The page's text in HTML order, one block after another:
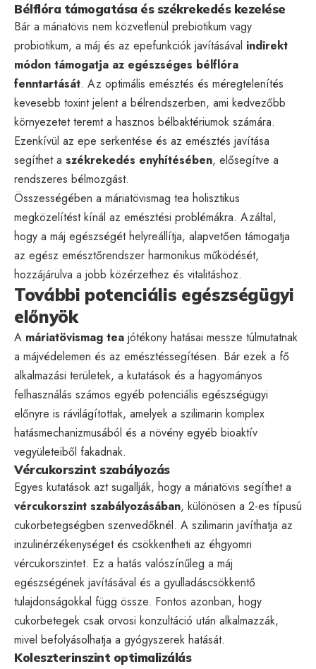
Bélflóra támogatása és székrekedés kezelése
Bár a máriatövis nem közvetlenül prebiotikum vagy
probiotikum, a máj és az epefunkciók javításával indirekt
módon támogatja az egészséges bélflóra
fenntartását. Az optimális emésztés és méregtelenítés
kevesebb toxint jelent a bélrendszerben, ami kedvezőbb
környezetet teremt a hasznos bélbaktériumok számára.
Ezenkívül az epe serkentése és az emésztés javítása
segíthet a székrekedés enyhítésében, elősegítve a
rendszeres bélmozgást.
Összességében a máriatövismag tea holisztikus
megközelítést kínál az emésztési problémákra. Azáltal,
hogy a máj egészségét helyreállítja, alapvetően támogatja
az egész emésztőrendszer harmonikus működését,
hozzájárulva a jobb közérzethez és vitalitáshoz.
További potenciális egészségügyi
előnyök
A máriatövismag tea jótékony hatásai messze túlmutatnak
a májvédelemen és az emésztéssegítésen. Bár ezek a fő
alkalmazási területek, a kutatások és a hagyományos
felhasználás számos egyéb potenciális egészségügyi
előnyre is rávilágítottak, amelyek a szilimarin komplex
hatásmechanizmusából és a növény egyéb bioaktív
vegyületeiből fakadnak.
Vércukorszint szabályozás
Egyes kutatások azt sugallják, hogy a máriatövis segíthet a
vércukorszint szabályozásában, különösen a 2-es típusú
cukorbetegségben szenvedőknél. A szilimarin javíthatja az
inzulinérzékenységet és csökkentheti az éhgyomri
vércukorszintet. Ez a hatás valószínűleg a máj
egészségének javításával és a gyulladáscsökkentő
tulajdonságokkal függ össze. Fontos azonban, hogy
cukorbetegek csak orvosi konzultáció után alkalmazzák,
mivel befolyásolhatja a gyógyszerek hatását.
Koleszterinszint optimalizálás